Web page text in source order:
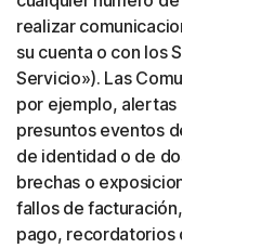
realizar comunicaciones
su cuenta o con los Servicios
Servicio»). Las Comunicaciones
por ejemplo, alertas de
presuntos eventos de fraude o
de identidad o de dos factores,
brechas o exposiciones de
fallos de facturación,
pago, recordatorios de